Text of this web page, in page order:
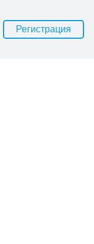
Регистрация